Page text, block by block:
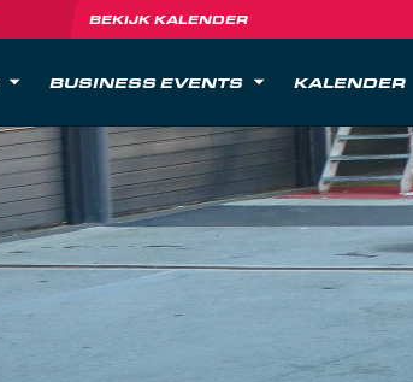
BEKIJK KALENDER
BUSINESS EVENTS KALENDER